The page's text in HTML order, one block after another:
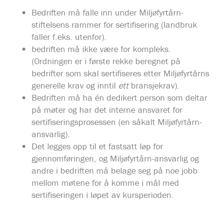
Bedriften må falle inn under Miljøfyrtårn-
stiftelsens rammer for sertifisering (landbruk
faller f.eks. utenfor).
bedriften må ikke være for kompleks.
(Ordningen er i første rekke beregnet på
bedrifter som skal sertifiseres etter Miljøfyrtårns
generelle krav og inntil ett bransjekrav).
Bedriften må ha én dedikert person som deltar
på møter og har det interne ansvaret for
sertifiseringsprosessen (en såkalt Miljøfyrtårn-
ansvarlig).
Det legges opp til et fastsatt løp for
gjennomføringen, og Miljøfyrtårn-ansvarlig og
andre i bedriften må belage seg på noe jobb
mellom møtene for å komme i mål med
sertifiseringen i løpet av kursperioden.